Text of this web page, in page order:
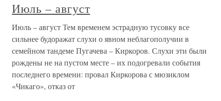
Июль – август
Июль – август Тем временем эстрадную тусовку все
сильнее будоражат слухи о явном неблагополучии в
семейном тандеме Пугачева – Киркоров. Слухи эти были
рождены не на пустом месте – их подогревали события
последнего времени: провал Киркорова с мюзиклом
«Чикаго», отказ от